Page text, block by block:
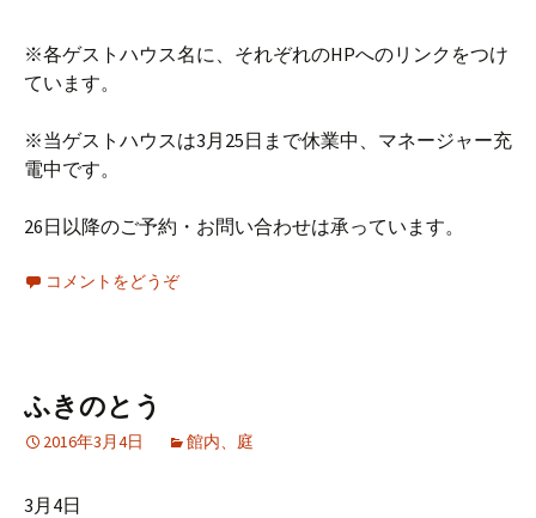
※各ゲストハウス名に、それぞれのHPへのリンクをつけ
ています。
※当ゲストハウスは3月25日まで休業中、マネージャー充
電中です。
26日以降のご予約・お問い合わせは承っています。
コメントをどうぞ
ふきのとう
2016年3月4日 館内、庭
3月4日